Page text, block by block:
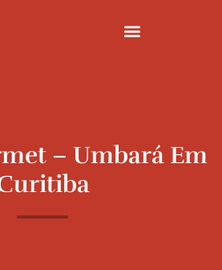
– Umbará Em